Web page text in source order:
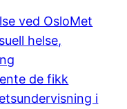
ved OsloMet
helse,
de fikk
i